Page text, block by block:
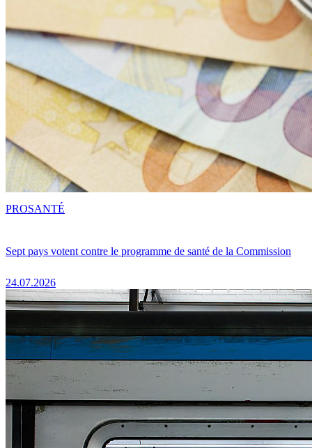
Sept pays votent contre le programme de santé de la Commission
24.07.2026
PROSANTÉ